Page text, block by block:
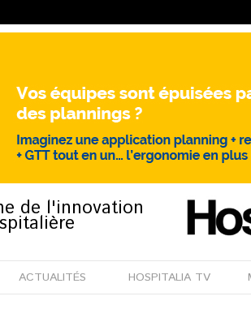
de l'innovation
ACTUALITÉS HOSPITALIA TV